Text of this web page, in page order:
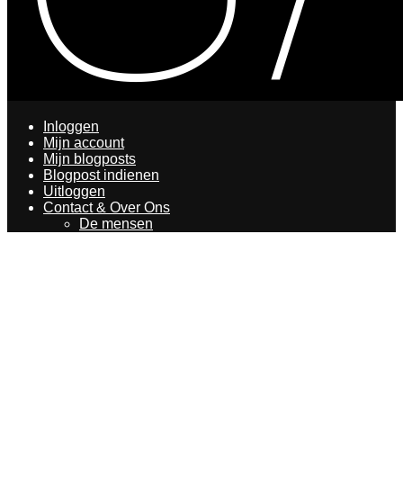
Inloggen
Mijn account
Mijn blogposts
Blogpost indienen
Uitloggen
Contact & Over Ons
De mensen